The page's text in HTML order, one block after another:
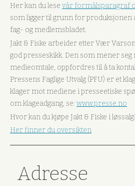
Her kan du lese vår formålsparagraf
som ligger til grunn for produksjonen
fag- og medlemsbladet.
Jakt & Fiske arbeider etter Vær
god presseskikk. Den som mener
medieomtale, oppfordres til å ta
Pressens Faglige Utvalg (PFU) er et
klager mot mediene i presseetiske
om klageadgang, se: www.presse.no
Hvor kan du kjøpe Jakt & Fiske i
Her finner du oversikten
Adresse